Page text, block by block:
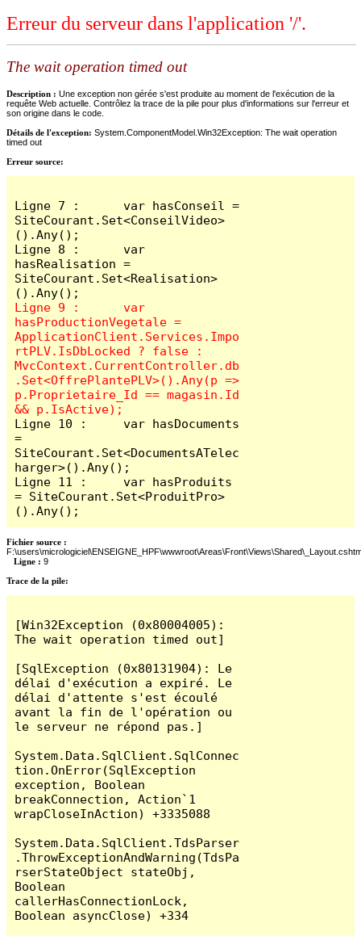
Erreur du serveur dans l'application '/'.
The wait operation timed out
Description : Une exception non gérée s'est produite au moment de l'exécution de la
requête Web actuelle. Contrôlez la trace de la pile pour plus d'informations sur l'erreur et
son origine dans le code.
Détails de l'exception: System.ComponentModel.Win32Exception: The wait operation
timed out
Erreur source:
Ligne 7 :      var hasConseil =
SiteCourant.Set<ConseilVideo>
().Any();
Ligne 8 :      var
hasRealisation =
SiteCourant.Set<Realisation>
Ligne 9 :      var
hasProductionVegetale =
ApplicationClient.Services.Impo
rtPLV.IsDbLocked ? false :
MvcContext.CurrentController.db
.Set<OffrePlantePLV>().Any(p =>
p.Proprietaire_Id == magasin.Id
Ligne 10 :     var hasDocuments
=
SiteCourant.Set<DocumentsATelec
harger>().Any();
Ligne 11 :     var hasProduits
= SiteCourant.Set<ProduitPro>
().Any();
Fichier source :
Ligne : 9
Trace de la pile:
[Win32Exception (0x80004005):
The wait operation timed out]
[SqlException (0x80131904): Le
délai d'exécution a expiré. Le
délai d'attente s'est écoulé
avant la fin de l'opération ou
le serveur ne répond pas.]
System.Data.SqlClient.SqlConnec
tion.OnError(SqlException
exception, Boolean
breakConnection, Action`1
wrapCloseInAction) +3335088
System.Data.SqlClient.TdsParser
.ThrowExceptionAndWarning(TdsPa
rserStateObject stateObj,
Boolean
callerHasConnectionLock,
Boolean asyncClose) +334